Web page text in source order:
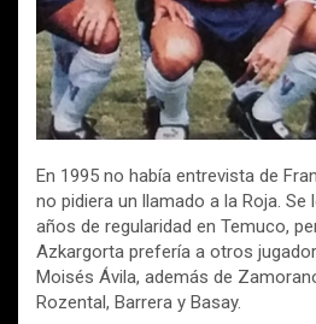
En 1995 no había entrevista de
no pidiera un llamado a la Roja. Se
años de regularidad en Temuco,
Azkargorta prefería a otros
Moisés Ávila, además de
Rozental, Barrera y Basay.